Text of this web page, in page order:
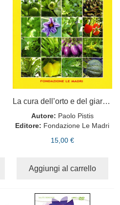
La cura dell’orto e del giardino biodinamico - Ristampa
Autore: Paolo Pistis
Editore: Fondazione Le Madri
15,00 €
Aggiungi al carrello